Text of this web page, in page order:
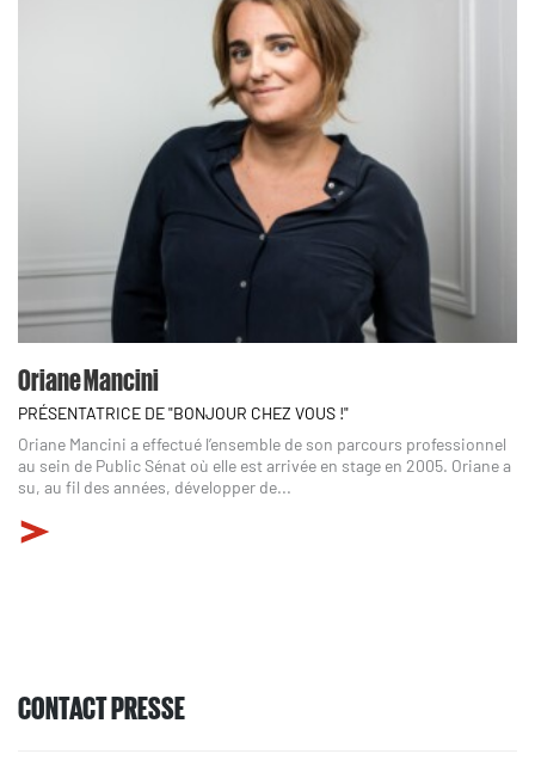
Oriane Mancini
PRÉSENTATRICE DE "BONJOUR CHEZ VOUS !"
Oriane Mancini a effectué l’ensemble de son parcours professionnel
au sein de Public Sénat où elle est arrivée en stage en 2005. Oriane a
su, au fil des années, développer de...
CONTACT PRESSE